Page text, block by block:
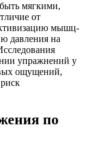
мягкими,
от
мышц-
давления на
упражнений у
ощущений,
по